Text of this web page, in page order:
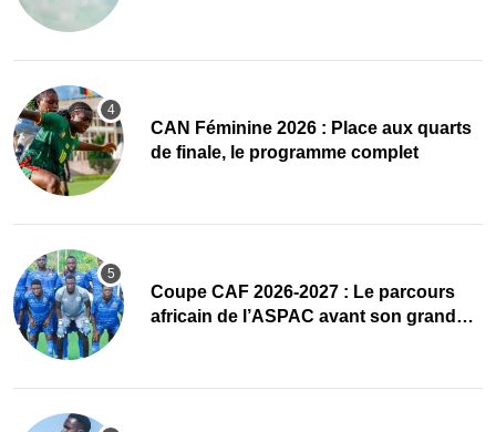
CAN Féminine 2026 : Place aux quarts
de finale, le programme complet
Coupe CAF 2026-2027 : Le parcours
africain de l’ASPAC avant son grand